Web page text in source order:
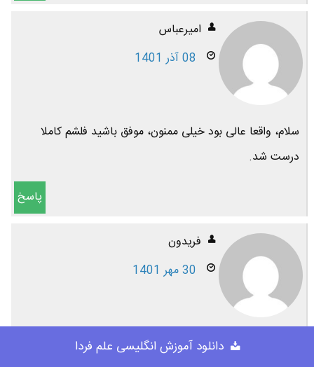
امیرعباس
08 آذر 1401
سلام، واقعا عالی بود خیلی ممنون، موفق باشید فلشم کاملا
درست شد.
پاسخ
فریدون
30 مهر 1401
آقای درویش : خسته نباشید بسیار ممنون از در اختیار گذاشتن
دانلود آموزش انگلیسی علم فردا